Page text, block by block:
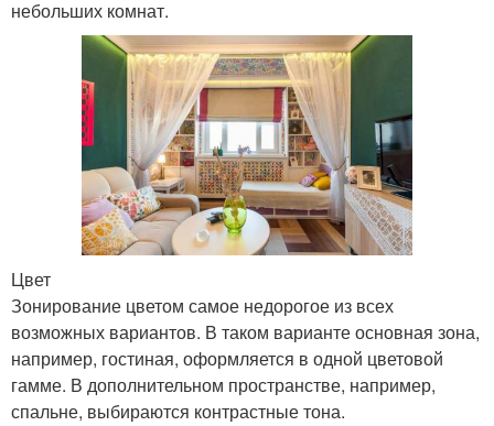
небольших комнат.
Цвет
Зонирование цветом самое недорогое из всех
возможных вариантов. В таком варианте основная зона,
например, гостиная, оформляется в одной цветовой
гамме. В дополнительном пространстве, например,
спальне, выбираются контрастные тона.